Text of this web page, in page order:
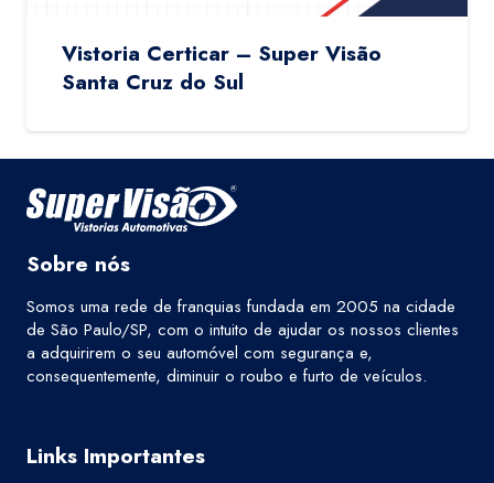
Vistoria Certicar – Super Visão
Santa Cruz do Sul
Sobre nós
Somos uma rede de franquias fundada em 2005 na cidade
de São Paulo/SP, com o intuito de ajudar os nossos clientes
a adquirirem o seu automóvel com segurança e,
consequentemente, diminuir o roubo e furto de veículos.
Links Importantes